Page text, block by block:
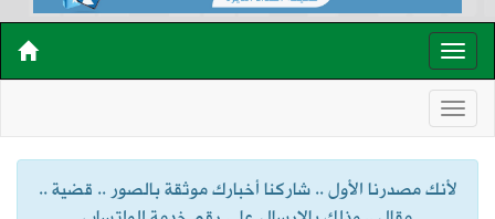
لأنك مصدرنا الأول .. شاركنا أخبارك موثقة بالصور .. قضية ..